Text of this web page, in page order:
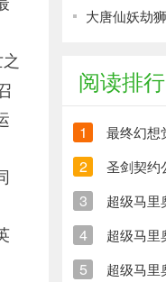
阅读排行
1
2
3
4
5